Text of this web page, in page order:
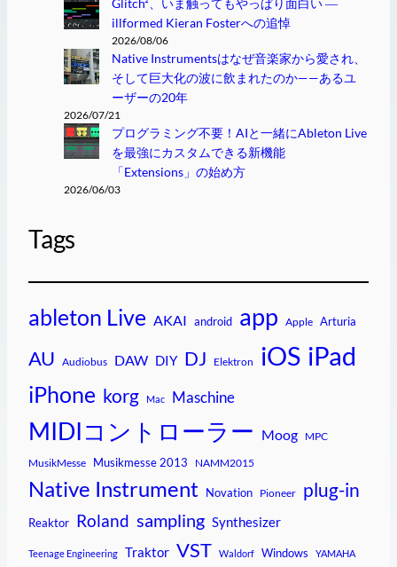
Glitch²、いま触ってもやっぱり面白い ―
illformed Kieran Fosterへの追悼
2026/08/06
Native Instrumentsはなぜ音楽家から愛され、
そして巨大化の波に飲まれたのか——あるユ
ーザーの20年
2026/07/21
プログラミング不要！AIと一緒にAbleton Live
を最強にカスタムできる新機能
「Extensions」の始め方
2026/06/03
Tags
ableton Live AKAI android app Apple Arturia
AU Audiobus DAW DIY DJ Elektron iOS iPad
iPhone korg Mac Maschine
MIDIコントローラー Moog MPC
MusikMesse Musikmesse 2013 NAMM2015
Native Instrument Novation Pioneer plug-in
Reaktor Roland sampling Synthesizer
Teenage Engineering Traktor VST Waldorf Windows YAMAHA